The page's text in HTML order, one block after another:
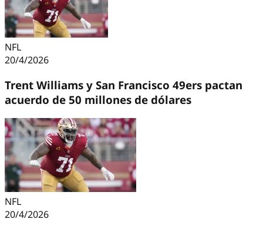
NFL
20/4/2026
Trent Williams y San Francisco 49ers pactan
acuerdo de 50 millones de dólares
NFL
20/4/2026